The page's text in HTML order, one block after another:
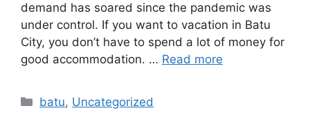
demand has soared since the pandemic was
under control. If you want to vacation in Batu
City, you don’t have to spend a lot of money for
good accommodation. … Read more
batu, Uncategorized